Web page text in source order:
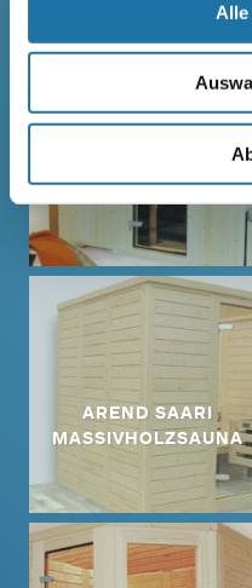
Alle
AREND SAARI
MASSIVHOLZSAUNA